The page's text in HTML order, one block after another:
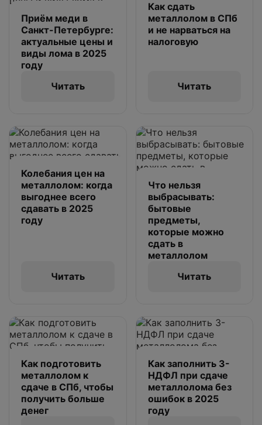
Приём меди в
Санкт-Петербурге:
актуальные цены и
виды лома в 2025
году
Читать
Как сдать
металлолом в СПб
и не нарваться на
налоговую
Читать
Колебания цен на
металлолом: когда
выгоднее всего
сдавать в 2025
году
Читать
Что нельзя
выбрасывать:
бытовые
предметы,
которые можно
сдать в
металлолом
Читать
Как подготовить
металлолом к
сдаче в СПб, чтобы
получить больше
денег
Как заполнить 3-
НДФЛ при сдаче
металлолома без
ошибок в 2025
году